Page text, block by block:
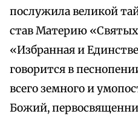
послужила великой
став Материю
«Избранная и
говорится в
всего земного и
Божий,